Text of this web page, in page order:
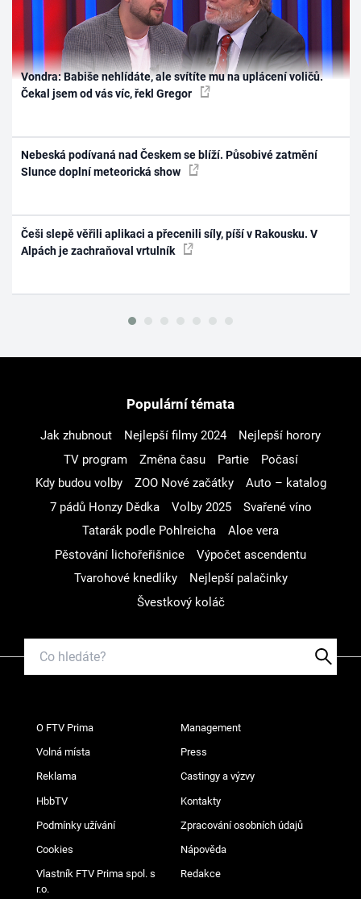
Vondra: Babiše nehlídáte, ale svítíte mu na uplácení voličů.
Čekal jsem od vás víc, řekl Gregor
Nebeská podívaná nad Českem se blíží. Působivé zatmění
Slunce doplní meteorická show
Češi slepě věřili aplikaci a přecenili síly, píší v Rakousku. V
Alpách je zachraňoval vrtulník
Populární témata
Jak zhubnout Nejlepší filmy 2024
Nejlepší horory
TV program
Změna času Partie
Počasí
Kdy budou volby
ZOO Nové začátky
Auto – katalog
7 pádů Honzy Dědka
Volby 2025
Svařené víno
Tatarák podle Pohlreicha
Aloe vera
Pěstování lichořeřišnice
Výpočet ascendentu
Tvarohové knedlíky
Nejlepší palačinky
Švestkový koláč
O FTV Prima Management
Volná místa Press
Reklama Castingy a výzvy
HbbTV Kontakty
Podmínky užívání Zpracování osobních údajů
Cookies Nápověda
Vlastník FTV Prima spol. s
r.o.
Redakce